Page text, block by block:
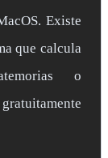
Existe
que calcula
o